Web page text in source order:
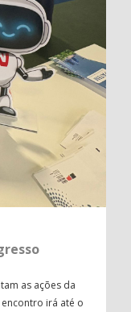
as ações da
irá até o